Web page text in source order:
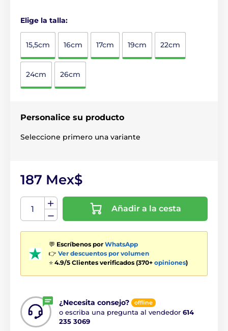
Elige la talla:
15,5cm 16cm 17cm 19cm 22cm
24cm 26cm
Personalice su producto
Seleccione primero una variante
187 Mex$
Añadir a la cesta
💬 Escríbenos por WhatsApp
👉 Ver descuentos por volumen
⭐ 4.9/5 Clientes verificados (370+ opiniones)
¿Necesita consejo? offline
o escriba una pregunta al vendedor 614
235 3069